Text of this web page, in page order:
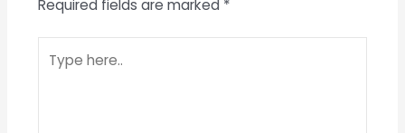
Required fields are marked *
here..